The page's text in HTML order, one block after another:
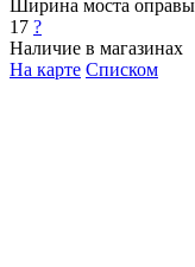
Ширина моста оправы
17 ?
Наличие в магазинах
На карте Списком